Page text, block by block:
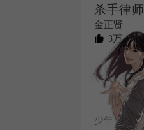
杀手律师
金正贤
3万
少年